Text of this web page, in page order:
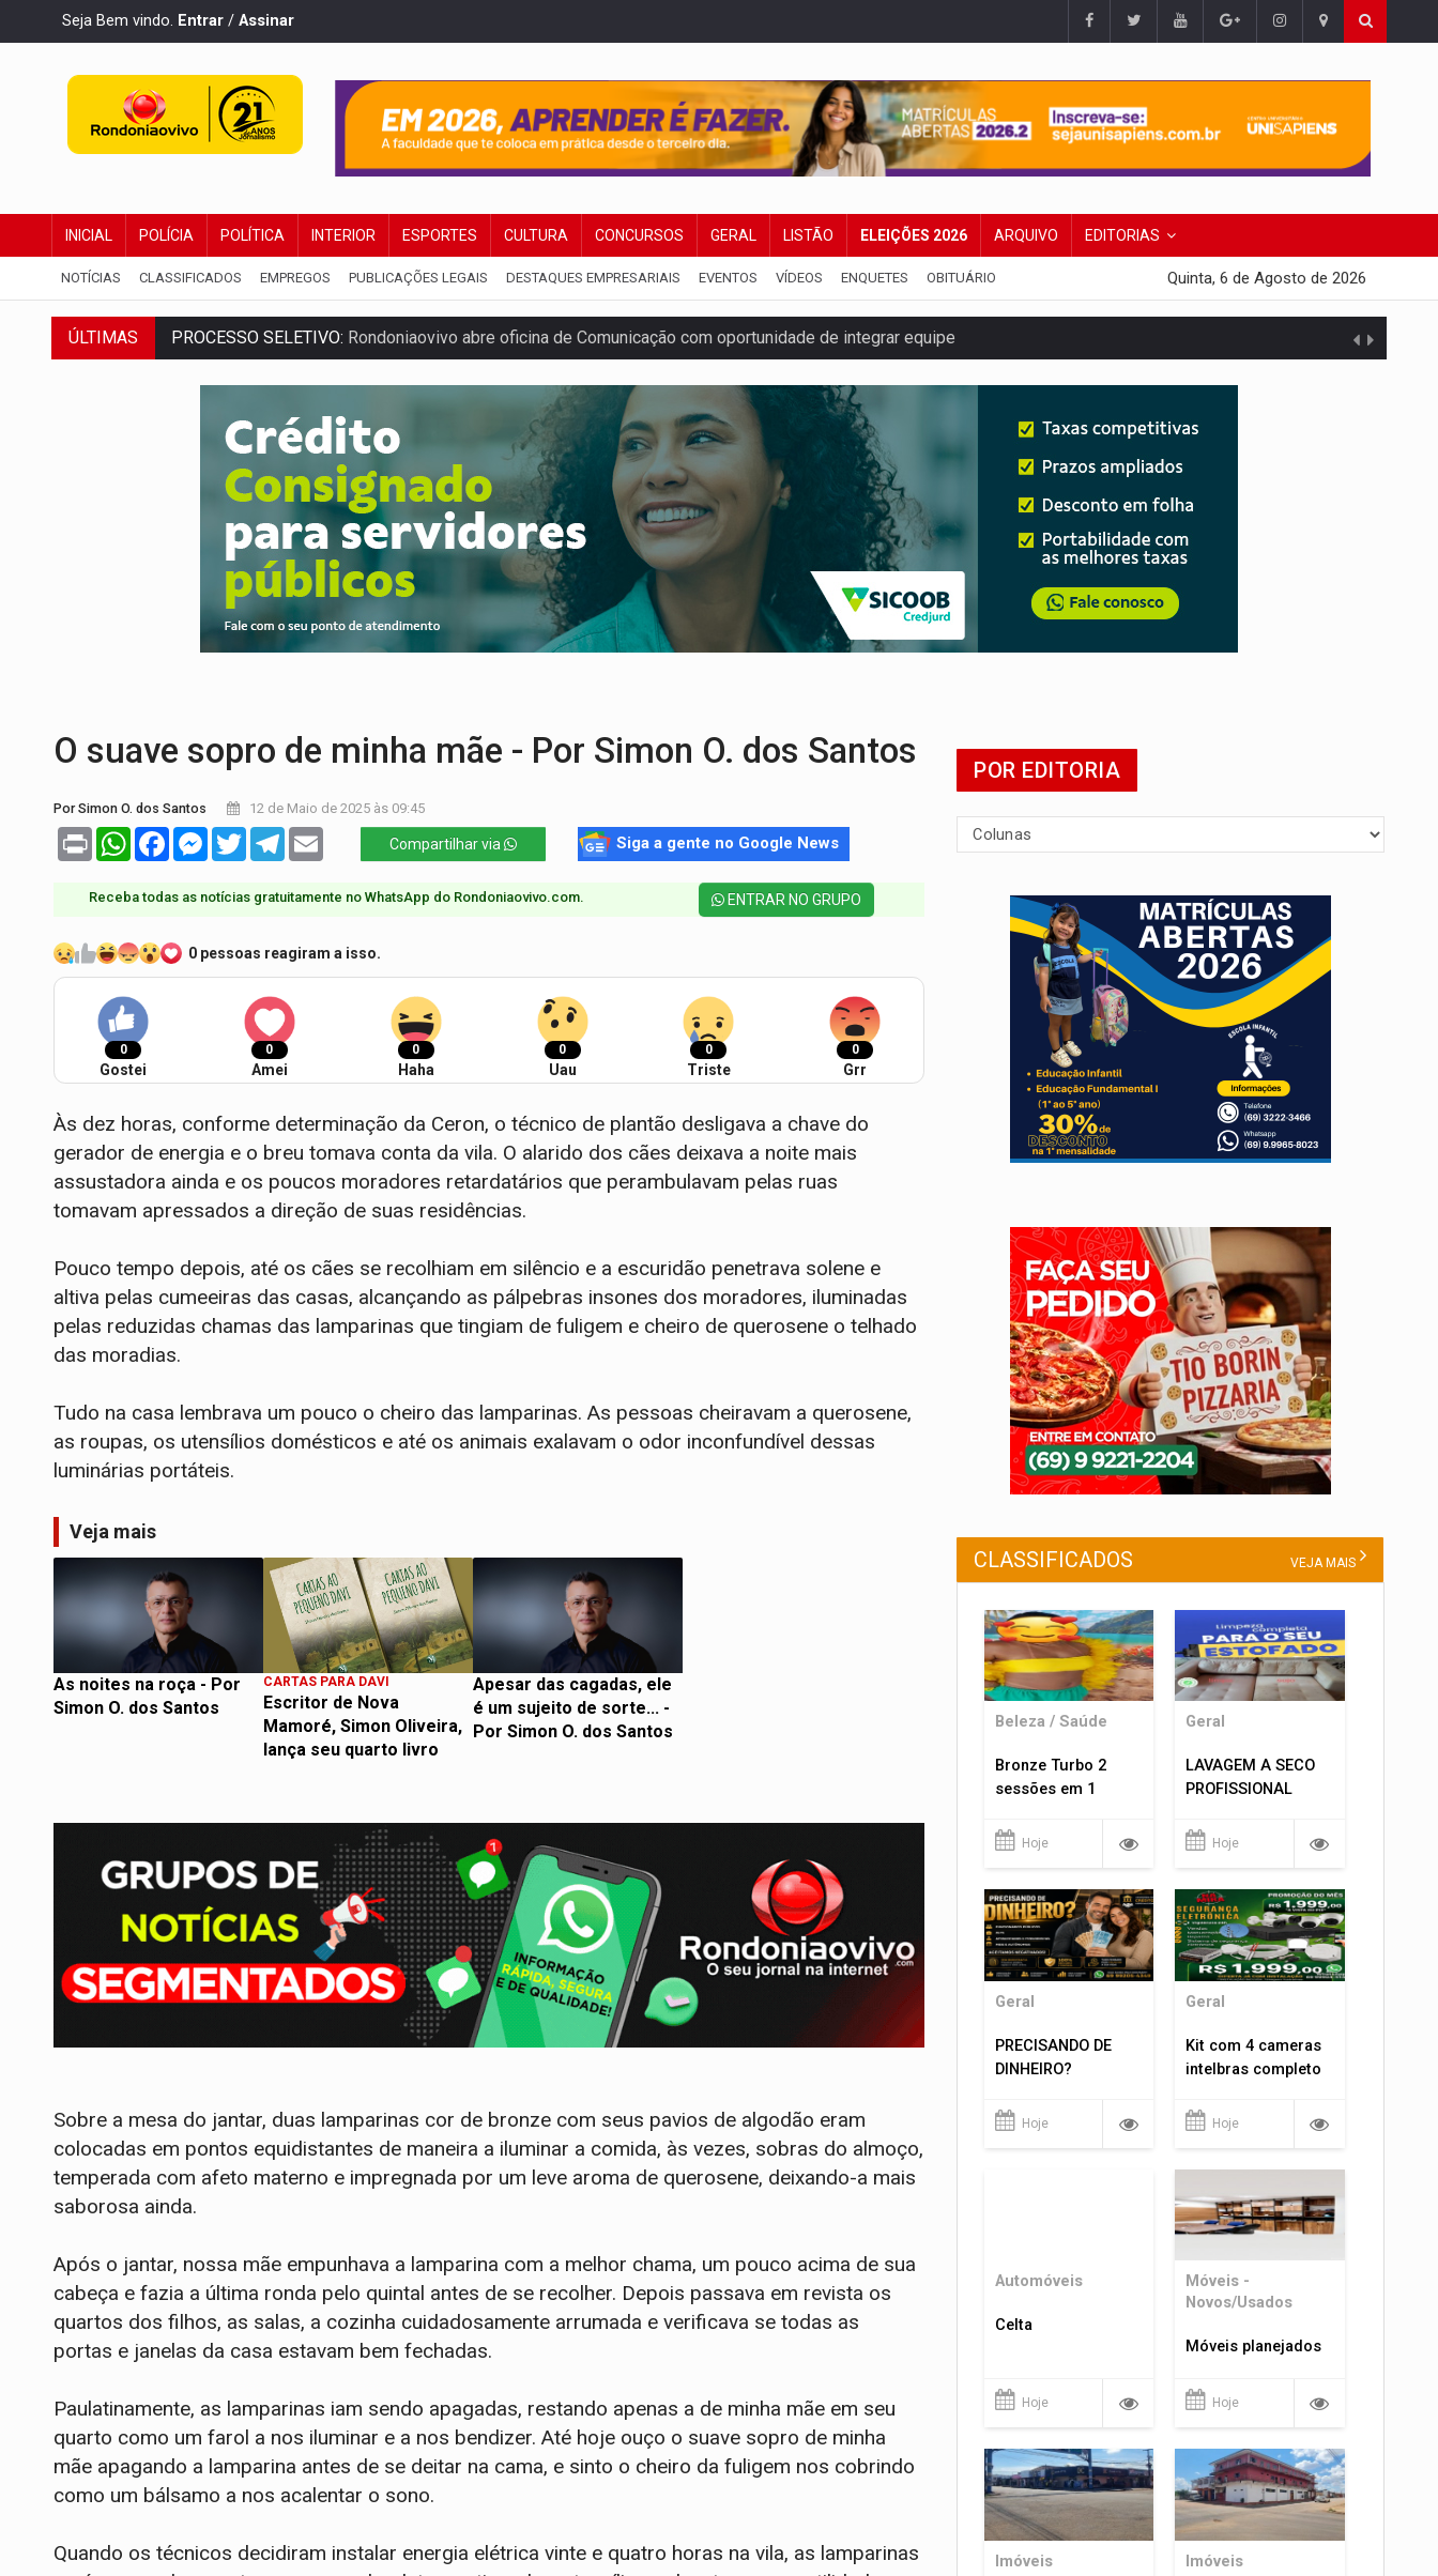
Seja Bem vindo. Entrar / Assinar
INICIAL POLÍCIA POLÍTICA INTERIOR ESPORTES CULTURA CONCURSOS GERAL LISTÃO ELEIÇÕES 2026 ARQUIVO EDITORIAS
NOTÍCIAS CLASSIFICADOS EMPREGOS PUBLICAÇÕES LEGAIS DESTAQUES EMPRESARIAIS EVENTOS VÍDEOS ENQUETES OBITUÁRIO Quinta, 6 de Agosto de 2026
ÚLTIMAS PROCESSO SELETIVO: Rondoniaovivo abre oficina de Comunicação com oportunidade de integrar equipe
REGULARIZAÇÃO: Refis 2026 segue até o fim do ano para regularização de débitos
Programa da Energisa beneficia 60 famílias com geladeiras e ventiladores novos
VIOLÊNCIA VICÁRIA:MPRO obtém condenação de réu a 21 anos de prisão em Espigão do Oeste
INDISPONÍVEL:Transparência do Cinderondônia apresenta indisponibilidade com erro 451
AMPLIAÇÃO:IGs de Rondônia entram em programa internacional para acelerar negócios
VÍDEO:Acidente envolve cinco veículos em obra de recapeamento na BR-364
O suave sopro de minha mãe - Por Simon O. dos Santos
Por Simon O. dos Santos 12 de Maio de 2025 às 09:45
Print WhatsAppFacebookMessenger
TwitterTelegram Compartilhar via Siga a gente no Google News
Receba todas as notícias gratuitamente no WhatsApp do Rondoniaovivo.com.​ ENTRAR NO GRUPO
0 pessoas reagiram a isso.
0
Gostei
0
Amei
0
Haha
0
Uau
0
Triste
0
Grr
Às dez horas, conforme determinação da Ceron, o técnico de plantão desligava a chave do
gerador de energia e o breu tomava conta da vila. O alarido dos cães deixava a noite mais
assustadora ainda e os poucos moradores retardatários que perambulavam pelas ruas
tomavam apressados a direção de suas residências.
Pouco tempo depois, até os cães se recolhiam em silêncio e a escuridão penetrava solene e
altiva pelas cumeeiras das casas, alcançando as pálpebras insones dos moradores, iluminadas
pelas reduzidas chamas das lamparinas que tingiam de fuligem e cheiro de querosene o telhado
das moradias.
Tudo na casa lembrava um pouco o cheiro das lamparinas. As pessoas cheiravam a querosene,
as roupas, os utensílios domésticos e até os animais exalavam o odor inconfundível dessas
luminárias portáteis.
Veja mais
As noites na roça - Por
Simon O. dos Santos
CARTAS PARA DAVI
Escritor de Nova
Mamoré, Simon Oliveira,
lança seu quarto livro
Apesar das cagadas, ele
é um sujeito de sorte... -
Por Simon O. dos Santos
Sobre a mesa do jantar, duas lamparinas cor de bronze com seus pavios de algodão eram
colocadas em pontos equidistantes de maneira a iluminar a comida, às vezes, sobras do almoço,
temperada com afeto materno e impregnada por um leve aroma de querosene, deixando-a mais
saborosa ainda.
Após o jantar, nossa mãe empunhava a lamparina com a melhor chama, um pouco acima de sua
cabeça e fazia a última ronda pelo quintal antes de se recolher. Depois passava em revista os
quartos dos filhos, as salas, a cozinha cuidadosamente arrumada e verificava se todas as
portas e janelas da casa estavam bem fechadas.
Paulatinamente, as lamparinas iam sendo apagadas, restando apenas a de minha mãe em seu
quarto como um farol a nos iluminar e a nos bendizer. Até hoje ouço o suave sopro de minha
mãe apagando a lamparina antes de se deitar na cama, e sinto o cheiro da fuligem nos cobrindo
como um bálsamo a nos acalentar o sono.
Quando os técnicos decidiram instalar energia elétrica vinte e quatro horas na vila, as lamparinas
POR EDITORIA
CLASSIFICADOS VEJA MAIS
Beleza / Saúde
Bronze Turbo 2
sessões em 1
Hoje
Geral
LAVAGEM A SECO
PROFISSIONAL
Hoje
Geral
PRECISANDO DE
DINHEIRO?
Hoje
Geral
Kit com 4 cameras
intelbras completo
Hoje
Automóveis
Celta
Hoje
Móveis -
Novos/Usados
Móveis planejados
Hoje
Imóveis Imóveis